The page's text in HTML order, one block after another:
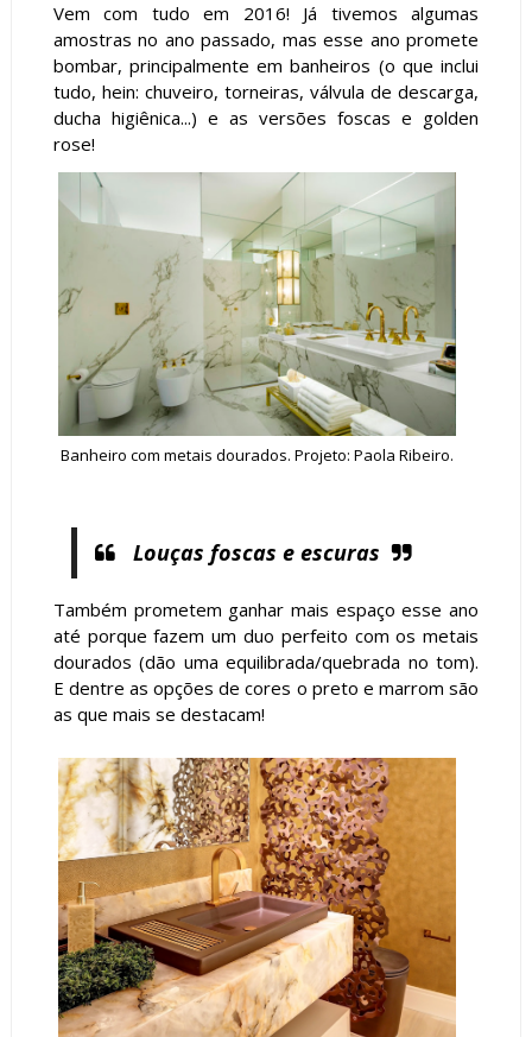
Vem com tudo em 2016! Já tivemos algumas
amostras no ano passado, mas esse ano promete
bombar, principalmente em banheiros (o que inclui
tudo, hein: chuveiro, torneiras, válvula de descarga,
ducha higiênica...) e as versões foscas e golden
rose!
Banheiro com metais dourados. Projeto: Paola Ribeiro.
Louças foscas e escuras
Também prometem ganhar mais espaço esse ano
até porque fazem um duo perfeito com os metais
dourados (dão uma equilibrada/quebrada no tom).
E dentre as opções de cores o preto e marrom são
as que mais se destacam!